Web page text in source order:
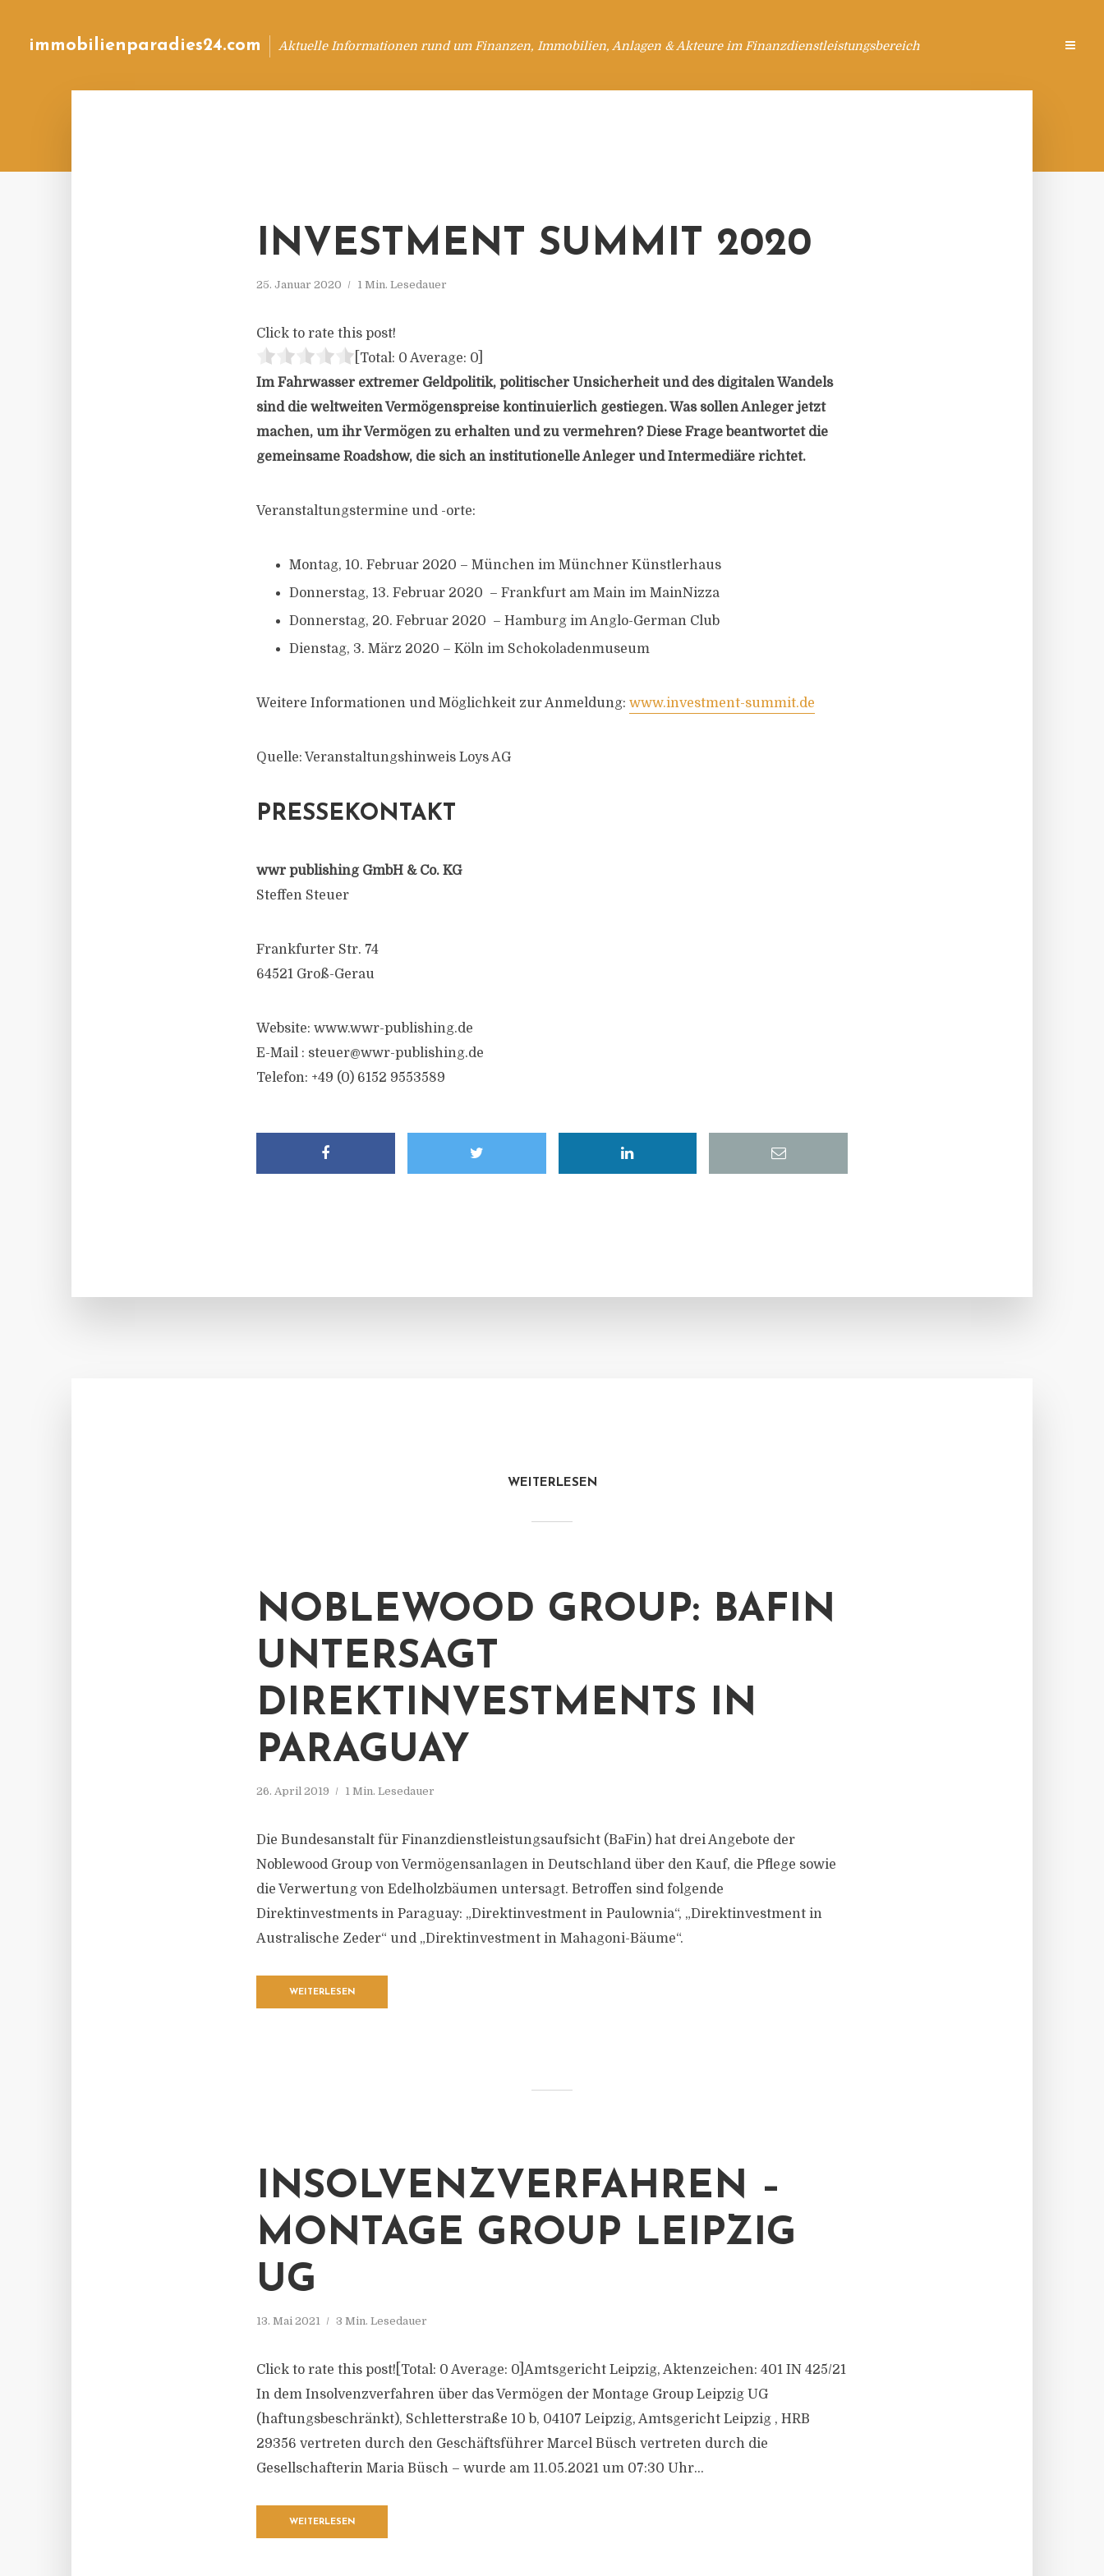
immobilienparadies24.com Aktuelle Informationen rund um Finanzen, Immobilien, Anlagen & Akteure im Finanzdienstleistungsbereich
INVESTMENT SUMMIT 2020
25. Januar 2020 1 Min. Lesedauer
Click to rate this post!
[Total: 0 Average: 0
Im Fahrwasser extremer Geldpolitik, politischer Unsicherheit und des digitalen Wandels
sind die weltweiten Vermögenspreise kontinuierlich gestiegen. Was sollen Anleger jetzt
machen, um ihr Vermögen zu erhalten und zu vermehren? Diese Frage beantwortet die
gemeinsame Roadshow, die sich an institutionelle Anleger und Intermediäre richtet.
Veranstaltungstermine und -orte:
Montag, 10. Februar 2020 – München im Münchner Künstlerhaus
Donnerstag, 13. Februar 2020 – Frankfurt am Main im MainNizza
Donnerstag, 20. Februar 2020 – Hamburg im Anglo-German Club
Dienstag, 3. März 2020 – Köln im Schokoladenmuseum
Weitere Informationen und Möglichkeit zur Anmeldung: www.investment-summit.de
Quelle: Veranstaltungshinweis Loys AG
PRESSEKONTAKT
wwr publishing GmbH & Co. KG
Steffen Steuer
Frankfurter Str. 74
64521 Groß-Gerau
Website: www.wwr-publishing.de
E-Mail : steuer@wwr-publishing.de
Telefon: +49 (0) 6152 9553589
WEITERLESEN
NOBLEWOOD GROUP: BAFIN
UNTERSAGT
DIREKTINVESTMENTS IN
PARAGUAY
26. April 2019 1 Min. Lesedauer
Die Bundesanstalt für Finanzdienstleistungsaufsicht (BaFin) hat drei Angebote der
Noblewood Group von Vermögensanlagen in Deutschland über den Kauf, die Pflege sowie
die Verwertung von Edelholzbäumen untersagt. Betroffen sind folgende
Direktinvestments in Paraguay: „Direktinvestment in Paulownia“, „Direktinvestment in
Australische Zeder“ und „Direktinvestment in Mahagoni-Bäume“.
WEITERLESEN
INSOLVENZVERFAHREN –
MONTAGE GROUP LEIPZIG
UG
13. Mai 2021 3 Min. Lesedauer
Click to rate this post![Total: 0 Average: 0]Amtsgericht Leipzig, Aktenzeichen: 401 IN 425/21
In dem Insolvenzverfahren über das Vermögen der Montage Group Leipzig UG
(haftungsbeschränkt), Schletterstraße 10 b, 04107 Leipzig, Amtsgericht Leipzig , HRB
29356 vertreten durch den Geschäftsführer Marcel Büsch vertreten durch die
Gesellschafterin Maria Büsch – wurde am 11.05.2021 um 07:30 Uhr...
WEITERLESEN